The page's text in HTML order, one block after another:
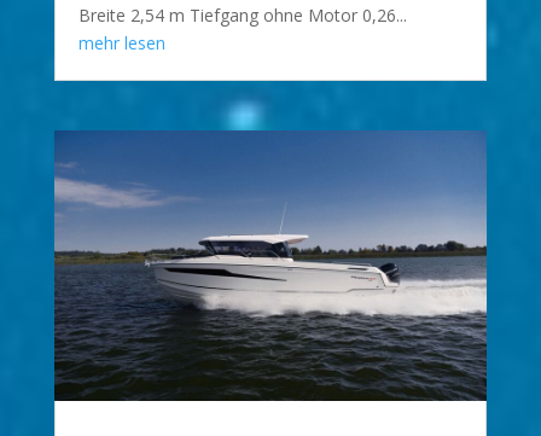
Breite 2,54 m Tiefgang ohne Motor 0,26...
mehr lesen